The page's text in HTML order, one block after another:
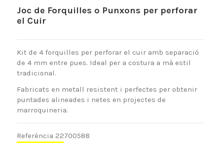
Joc de Forquilles o Punxons per perforar
el Cuir
Kit de 4 forquilles per perforar el cuir amb separació
de 4 mm entre pues. Ideal per a costura a mà estil
tradicional.
Fabricats en metall resistent i perfectes per obtenir
puntades alineades i netes en projectes de
marroquineria.
Referència 22700588